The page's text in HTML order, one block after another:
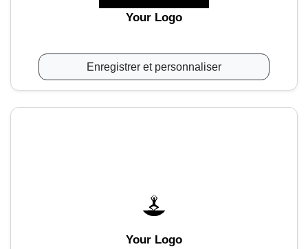
Your Logo
Enregistrer et personnaliser
Your Logo